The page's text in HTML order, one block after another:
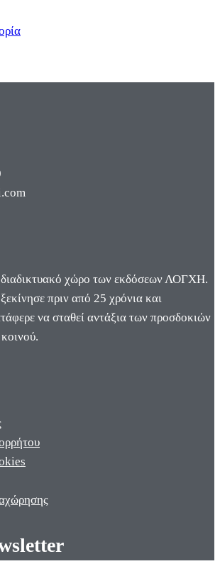
χώρο των εκδόσεων ΛΟΓΧΗ.
πριν από 25 χρόνια και
να σταθεί αντάξια των προσδοκιών